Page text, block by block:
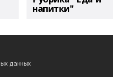
напитки"
данных